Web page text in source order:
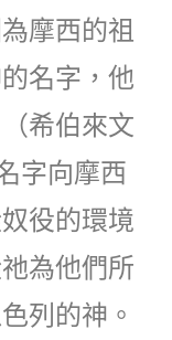
摩西的祖
名字，他
希伯來文
字向摩西
役的環境
為他們所
列的神。